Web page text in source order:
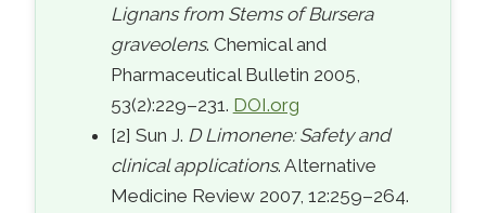
Lignans from Stems of Bursera
graveolens. Chemical and
Pharmaceutical Bulletin 2005,
53(2):229–231. DOI.org
[2] Sun J. D Limonene: Safety and
clinical applications. Alternative
Medicine Review 2007, 12:259–264.